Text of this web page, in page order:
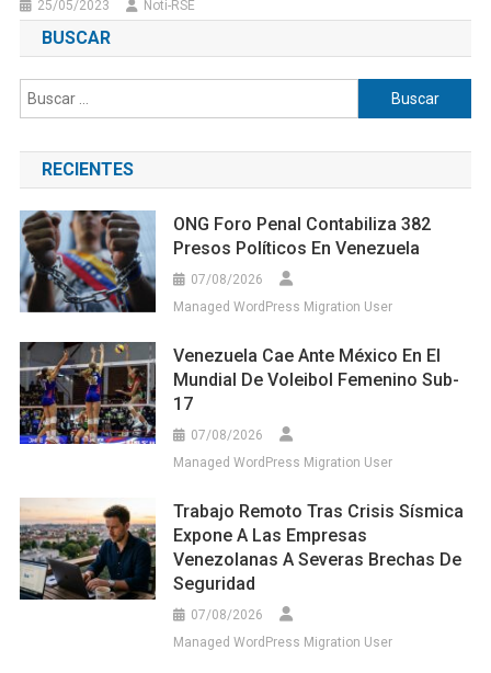
25/05/2023 Noti-RSE
BUSCAR
Buscar:
RECIENTES
ONG Foro Penal Contabiliza 382
Presos Políticos En Venezuela
07/08/2026
Managed WordPress Migration User
Venezuela Cae Ante México En El
Mundial De Voleibol Femenino Sub-
17
07/08/2026
Managed WordPress Migration User
Trabajo Remoto Tras Crisis Sísmica
Expone A Las Empresas
Venezolanas A Severas Brechas De
Seguridad
07/08/2026
Managed WordPress Migration User